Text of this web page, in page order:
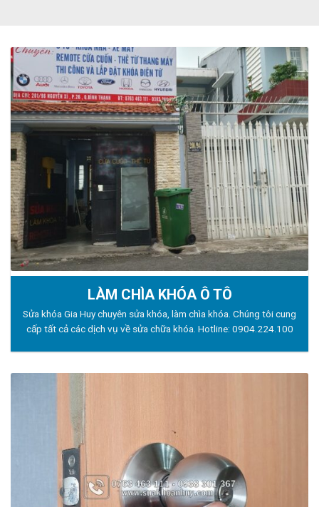
LÀM CHÌA KHÓA Ô TÔ
Sửa khóa Gia Huy chuyên sửa khóa, làm chìa khóa. Chúng tôi cung
cấp tất cả các dịch vụ về sửa chữa khóa. Hotline: 0904.224.100